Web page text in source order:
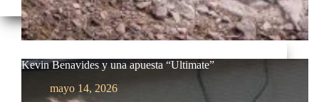
Kevin Benavides y una apuesta “Ultimate”
mayo 14, 2026